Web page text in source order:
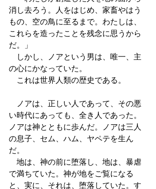
消し去ろう。人をはじめ、家畜やはう
もの、空の鳥に至るまで。わたしは、
これらを造ったことを残念に思うから
だ。」
しかし、ノアという男は、唯一、主
の心にかなっていた。
これは世界人類の歴史である。
ノアは、正しい人であって、その悪
い時代にあっても、全き人であった。
ノアは神とともに歩んだ。ノアは三人
の息子、セム、ハム、ヤペテを生ん
だ。
地は、神の前に堕落し、地は、暴虐
で満ちていた。神が地をご覧になる
と、実に、それは、堕落していた。す